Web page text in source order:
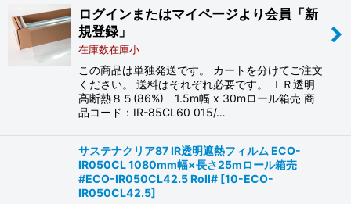
ログインまたはマイページより会員「新
規登録」
在庫数在庫小
この商品は単独発送です。 カートを分けてご注文
ください。 送料はそれぞれ必要です。 ＩＲ透明
高断熱８５(86%) 1.5m幅 x 30mロール箱売 商
品コード：IR-85CL60 015/…
サステナクリア87 IR透明遮熱フィルム ECO-
IR050CL 1080mm幅×長さ25mロール箱売
#ECO-IR050CL42.5 Roll# [10-ECO-
IR050CL42.5]